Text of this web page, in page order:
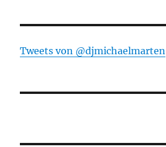
Tweets von ‎@djmichaelmarten